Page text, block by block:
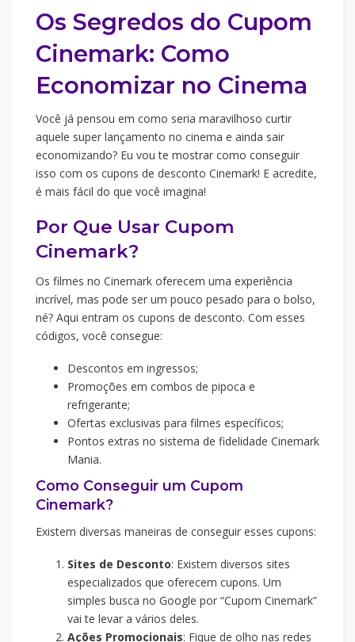
Os Segredos do Cupom
Cinemark: Como
Economizar no Cinema
Você já pensou em como seria maravilhoso curtir
aquele super lançamento no cinema e ainda sair
economizando? Eu vou te mostrar como conseguir
isso com os cupons de desconto Cinemark! E acredite,
é mais fácil do que você imagina!
Por Que Usar Cupom
Cinemark?
Os filmes no Cinemark oferecem uma experiência
incrível, mas pode ser um pouco pesado para o bolso,
né? Aqui entram os cupons de desconto. Com esses
códigos, você consegue:
Descontos em ingressos;
Promoções em combos de pipoca e
refrigerante;
Ofertas exclusivas para filmes específicos;
Pontos extras no sistema de fidelidade Cinemark
Mania.
Como Conseguir um Cupom
Cinemark?
Existem diversas maneiras de conseguir esses cupons:
Sites de Desconto: Existem diversos sites
especializados que oferecem cupons. Um
simples busca no Google por “Cupom Cinemark”
vai te levar a vários deles.
Ações Promocionais: Fique de olho nas redes